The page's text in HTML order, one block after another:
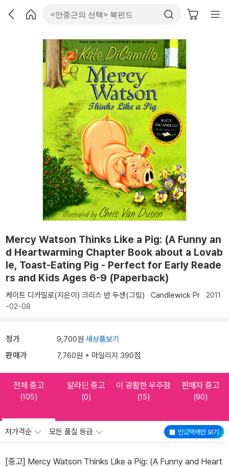
Mercy Watson Thinks Like a Pig: (A Funny an
d Heartwarming Chapter Book about a Lovab
le, Toast-Eating Pig - Perfect for Early Reade
rs and Kids Ages 6-9 (Paperback)
케이트 디카밀로(지은이) 크리스 반 두센(그림) Candlewick Pr 2011
-02-08
정가 9,700원 새상품보기
판매가 7,760원 + 마일리지 390점
전체 중고
(105)
알라딘 중고
(0)
이 광활한 우주점
(15)
판매자 중고
(90)
반값택배만 보기
저가격순 모든 품질 등급
[중고] Mercy Watson Thinks Like a Pig: (A Funny and Heart